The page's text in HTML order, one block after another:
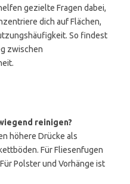
gezielte Fragen dabei,
dich auf Flächen,
So findest
zwischen
reinigen?
höhere Drücke als
Für Fliesenfugen
Polster und Vorhänge ist